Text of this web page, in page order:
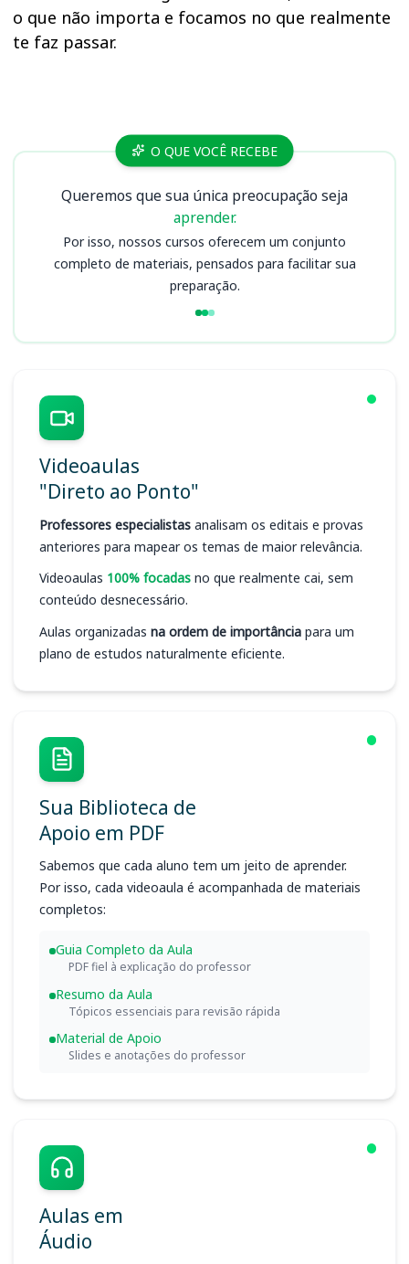
o que não importa e focamos no que realmente
te faz passar.
Cursos O QUE VOCÊ RECEBE
Queremos que sua única preocupação seja
aprender.
Por isso, nossos cursos oferecem um conjunto
completo de materiais, pensados para facilitar sua
preparação.
Videoaulas
"Direto ao Ponto"
Professores especialistas analisam os editais e provas
anteriores para mapear os temas de maior relevância.
Videoaulas 100% focadas no que realmente cai, sem
conteúdo desnecessário.
Aulas organizadas na ordem de importância para um
plano de estudos naturalmente eficiente.
Sua Biblioteca de
Apoio em PDF
Sabemos que cada aluno tem um jeito de aprender.
Por isso, cada videoaula é acompanhada de materiais
completos:
Guia Completo da Aula
PDF fiel à explicação do professor
Resumo da Aula
Tópicos essenciais para revisão rápida
Material de Apoio
Slides e anotações do professor
Aulas em
Áudio